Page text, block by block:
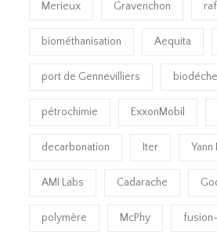
Merieux Gravenchon
biométhanisation Aequita
port de Gennevilliers
pétrochimie ExxonMobil
decarbonation Iter Yann
AMI Labs Cadarache
polymère McPhy